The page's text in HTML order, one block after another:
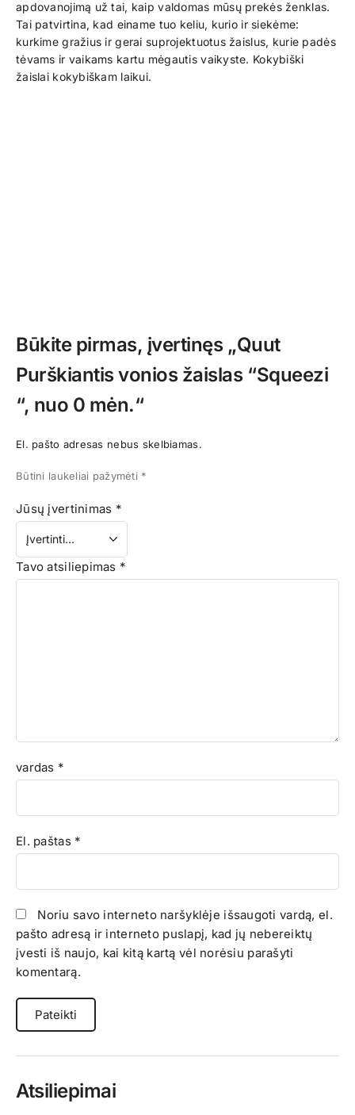
apdovanojimą už tai, kaip valdomas mūsų prekės ženklas.
Tai patvirtina, kad einame tuo keliu, kurio ir siekėme:
kurkime gražius ir gerai suprojektuotus žaislus, kurie padės
tėvams ir vaikams kartu mėgautis vaikyste. Kokybiški
žaislai kokybiškam laikui.
Būkite pirmas, įvertinęs „Quut
Purškiantis vonios žaislas “Squeezi
“, nuo 0 mėn.“
El. pašto adresas nebus skelbiamas.
Būtini laukeliai pažymėti *
Jūsų įvertinimas *
Tavo atsiliepimas *
vardas *
El. paštas *
Noriu savo interneto naršyklėje išsaugoti vardą, el.
pašto adresą ir interneto puslapį, kad jų nebereiktų
įvesti iš naujo, kai kitą kartą vėl norėsiu parašyti
komentarą.
Atsiliepimai